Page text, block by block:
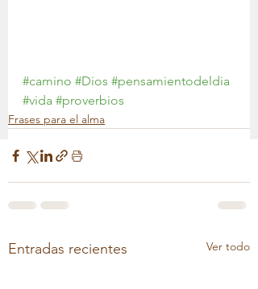
#camino #Dios #pensamientodeldia
#vida #proverbios
Frases para el alma
Entradas recientes Ver todo